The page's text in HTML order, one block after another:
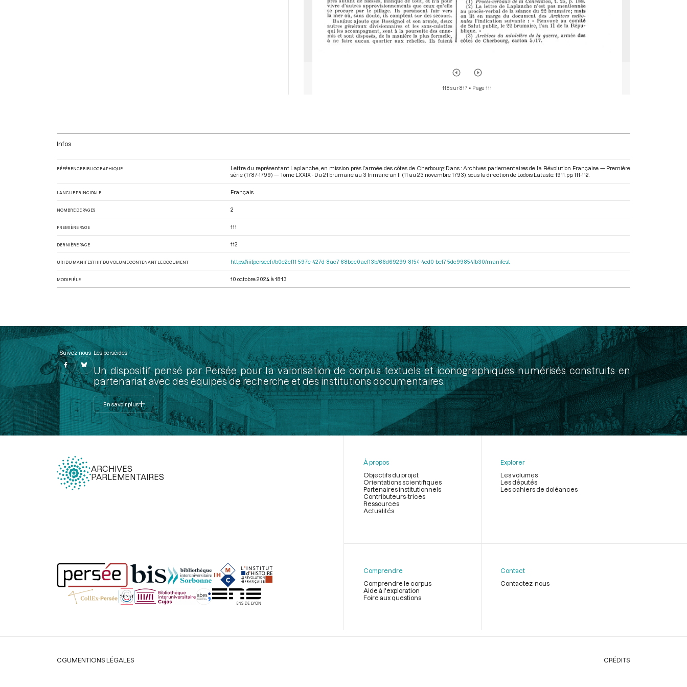
118 sur 817 • Page 111
Infos
RÉFÉRENCE BIBLIOGRAPHIQUE
Lettre du représentant Laplanche, en mission près l’armée des côtes de Cherbourg. Dans : Archives parlementaires de la Révolution Française — Première
série (1787-1799) — Tome LXXIX - Du 21 brumaire au 3 frimaire an II (11 au 23 novembre 1793) , sous la direction de Lodoïs Lataste. 1911. pp. 111-112.
LANGUE PRINCIPALE Français
NOMBRE DE PAGES 2
PREMIÈRE PAGE 111
DERNIÈRE PAGE 112
URI DU MANIFEST IIIF DU VOLUME CONTENANT LE DOCUMENT https://iiif.persee.fr/b0e2cf11-597c-427d-8ac7-68bcc0acf13b/66d69299-8154-4ed0-bef7-5dc99854fb30/manifest
MODIFIÉ LE 10 octobre 2024 à 18:13
Suivez-nous Les perséides
Un dispositif pensé par Persée pour la valorisation de corpus textuels et iconographiques numérisés construits en
partenariat avec des équipes de recherche et des institutions documentaires.
En savoir plus
ARCHIVES
PARLEMENTAIRES
page
À propos
Objectifs du projet
Orientations scientifiques
Partenaires institutionnels
Contributeurs-trices
Ressources
Actualités
Explorer
Les volumes
Les députés
Les cahiers de doléances
Comprendre
Comprendre le corpus
Aide à l'exploration
Foire aux questions
Contact
Contactez-nous
Légal
CGUMENTIONS LÉGALES CRÉDITS